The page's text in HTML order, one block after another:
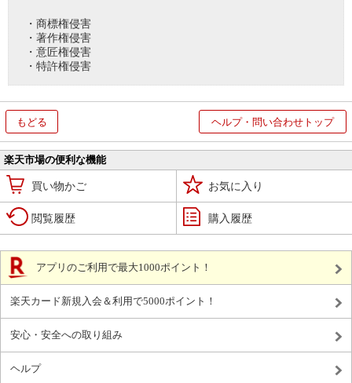
・商標権侵害
・著作権侵害
・意匠権侵害
・特許権侵害
もどる ヘルプ・問い合わせトップ
楽天市場の便利な機能
買い物かご お気に入り
閲覧履歴 購入履歴
アプリのご利用で最大1000ポイント！
楽天カード新規入会＆利用で5000ポイント！
安心・安全への取り組み
ヘルプ